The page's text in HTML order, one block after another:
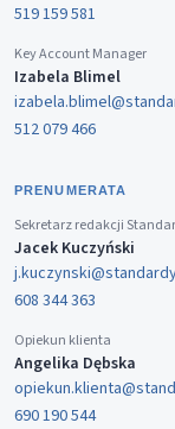
519 159 581
Key Account Manager
Izabela Blimel
512 079 466
PRENUMERATA
Sekretarz redakcji
Jacek Kuczyński
608 344 363
Opiekun klienta
Angelika Dębska
690 190 544